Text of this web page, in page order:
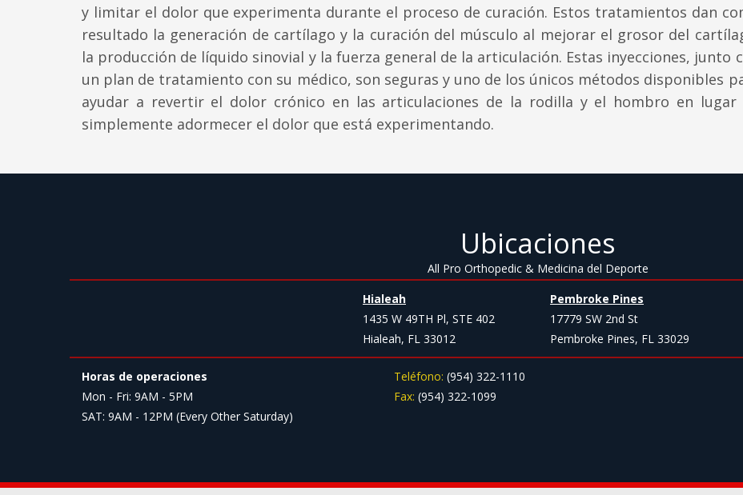
y limitar el dolor que experimenta durante el proceso de curación. Estos tratamientos dan
resultado la generación de cartílago y la curación del músculo al mejorar el grosor del
la producción de líquido sinovial y la fuerza general de la articulación. Estas inyecciones, junto
un plan de tratamiento con su médico, son seguras y uno de los únicos métodos disponibles
ayudar a revertir el dolor crónico en las articulaciones de la rodilla y el hombro en lugar
simplemente adormecer el dolor que está experimentando.
Ubicaciones
All Pro Orthopedic & Medicina del Deporte
Hialeah
1435 W 49TH Pl, STE 402
Hialeah, FL 33012
Pembroke Pines
17779 SW 2nd St
Pembroke Pines, FL 33029
Horas de operaciones
Mon - Fri: 9AM - 5PM
SAT: 9AM - 12PM (Every Other Saturday)
Teléfono: (954) 322-1110
Fax: (954) 322-1099